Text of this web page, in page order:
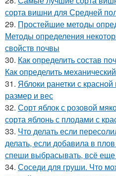
сорта вишни для Средней
29. Простейшие методы
Методы определения
свойств почвы
30. Как определить состав
Как определить
31. Яблоки ранетки с
размер и вес
32. Сорт яблок с розовой
сорта яблонь с плодами с
33. Что делать если
делать, если добавила в
спеши выбрасывать, всё
34. Соседи для груши. Что